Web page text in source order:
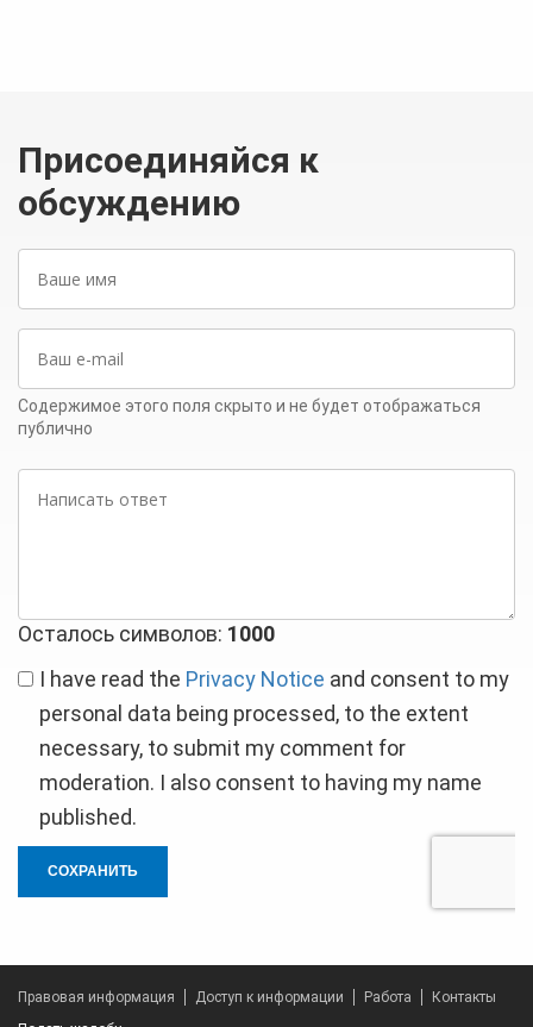
Присоединяйся к
обсуждению
имя
mail
Содержимое этого поля скрыто и не будет отображаться
публично
ответ
Осталось символов: 1000
I have read the Privacy Notice and consent to my
personal data being processed, to the extent
necessary, to submit my comment for
moderation. I also consent to having my name
published.
СОХРАНИТЬ
Правовая информация Доступ к информации Работа
Контакты